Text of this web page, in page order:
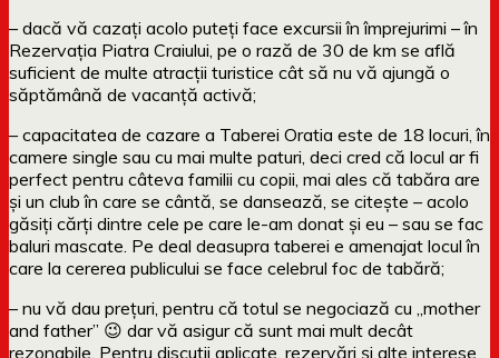
– dacă vă cazați acolo puteți face excursii în împrejurimi – în
Rezervația Piatra Craiului, pe o rază de 30 de km se află
suficient de multe atracții turistice cât să nu vă ajungă o
săptămână de vacanță activă;
– capacitatea de cazare a Taberei Oratia este de 18 locuri, în
camere single sau cu mai multe paturi, deci cred că locul ar fi
perfect pentru câteva familii cu copii, mai ales că tabăra are
și un club în care se cântă, se dansează, se citește – acolo
găsiți cărți dintre cele pe care le-am donat și eu – sau se fac
baluri mascate. Pe deal deasupra taberei e amenajat locul în
care la cererea publicului se face celebrul foc de tabără;
– nu vă dau prețuri, pentru că totul se negociază cu „mother
and father” 😉 dar vă asigur că sunt mai mult decât
rezonabile. Pentru discuții aplicate, rezervări și alte interese